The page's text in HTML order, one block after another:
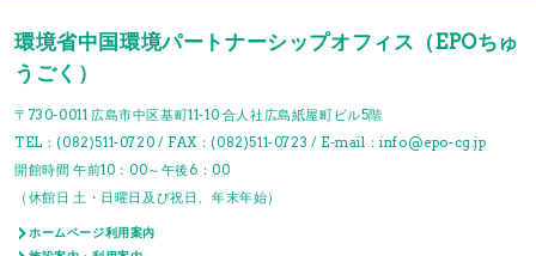
環境省中国環境パートナーシップオフィス（EPOちゅ
うごく）
〒730-0011 広島市中区基町11-10 合人社広島紙屋町ビル5階
TEL：(082)511-0720 / FAX：(082)511-0723 / E-mail：info@epo-cg.jp
開館時間 午前10：00～午後6：00
（休館日 土・日曜日及び祝日、年末年始）
ホームページ利用案内